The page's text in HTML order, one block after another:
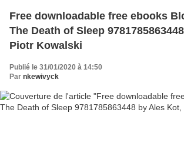
Free downloadable free ebooks
The Death of Sleep
Piotr Kowalski
Publié le 31/01/2020 à 14:50
Par nkewivyck